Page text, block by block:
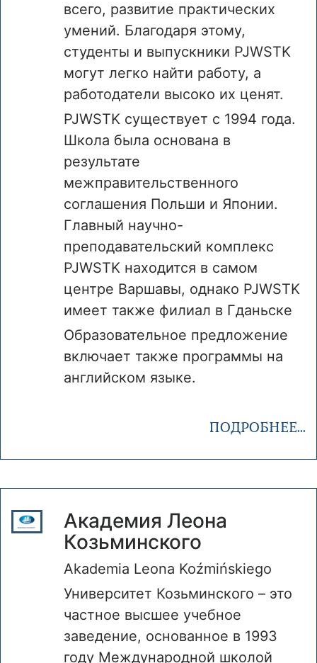
всего, развитие практических
умений. Благодаря этому,
студенты и выпускники PJWSTK
могут легко найти работу, а
работодатели высоко их ценят.
PJWSTK существует с 1994 года.
Школа была основана в
результате
межправительственного
соглашения Польши и Японии.
Главный научно-
преподавательский комплекс
PJWSTK находится в самом
центре Варшавы, однако PJWSTK
имеет также филиал в Гданьске
Образовательное предложение
включает также программы на
английском языке.
ПОДРОБНЕЕ...
Академия Леона
Козьминского
Akademia Leona Koźmińskiego
Университет Козьминского – это
частное высшее учебное
заведение, основанное в 1993
году Международной школой